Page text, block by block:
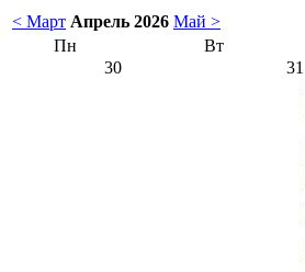
< Март Апрель 2026 Май >
Пн
Вт
30
31